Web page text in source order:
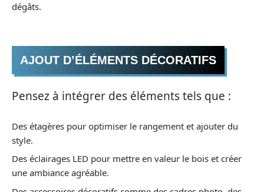
dégâts.
AJOUT D’ÉLÉMENTS DÉCORATIFS
Pensez à intégrer des éléments tels que :
Des étagères pour optimiser le rangement et ajouter du
style.
Des éclairages LED pour mettre en valeur le bois et créer
une ambiance agréable.